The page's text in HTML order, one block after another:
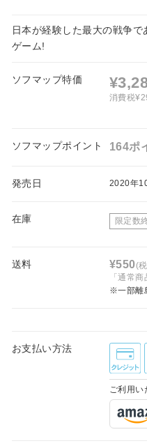
日本が経験した最大の戦争
ゲーム!
ソフマップ特価
消費税
ソフマップポイント 164ポ
発売日 2020年
在庫 限定数
送料 ¥550(
「通常
※一部離
お支払い方法
ご利用い